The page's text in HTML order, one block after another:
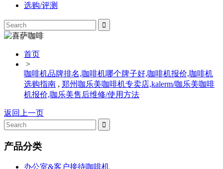
选购/评测
首页
>
咖啡机品牌排名,咖啡机哪个牌子好,咖啡机报价,咖啡机
选购指南 , 郑州咖乐美咖啡机专卖店,kalerm/咖乐美咖啡
机报价,咖乐美售后维修/使用方法
返回上一页
产品分类
办公室&客户接待咖啡机